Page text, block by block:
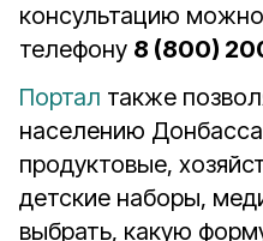
консультацию
телефону 8 (800)
Портал также
населению
продуктовые,
детские наборы,
выбрать, какую